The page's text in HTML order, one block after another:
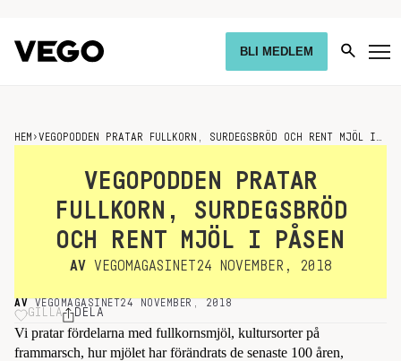
BLI MEDLEM
HEM ›
VEGOPODDEN PRATAR
FULLKORN, SURDEGSBRÖD
OCH RENT MJÖL I PÅSEN
AV VEGOMAGASINET 24 NOVEMBER, 2018
AV VEGOMAGASINET24 NOVEMBER, 2018
GILLA DELA
Vi pratar fördelarna med fullkornsmjöl, kultursorter på
frammarsch, hur mjölet har förändrats de senaste 100 åren,